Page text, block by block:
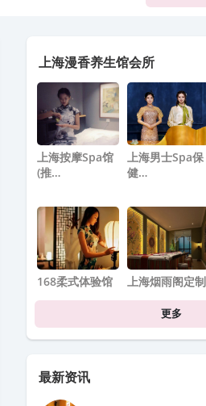
上海漫香养生馆会所
上海按摩spa馆
(推…
上海男士Spa保
健…
168柔式体验馆 上海烟雨阁定制
更多
最新资讯